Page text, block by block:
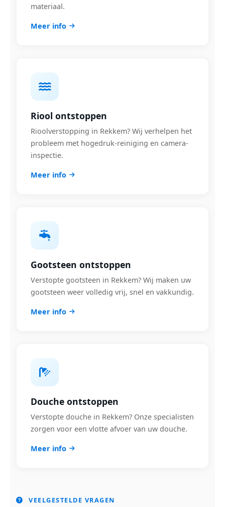
materiaal.
Meer info
Riool ontstoppen
Rioolverstopping in Rekkem? Wij verhelpen het
probleem met hogedruk-reiniging en camera-
inspectie.
Meer info
Gootsteen ontstoppen
Verstopte gootsteen in Rekkem? Wij maken uw
gootsteen weer volledig vrij, snel en vakkundig.
Meer info
Douche ontstoppen
Verstopte douche in Rekkem? Onze specialisten
zorgen voor een vlotte afvoer van uw douche.
Meer info
VEELGESTELDE VRAGEN